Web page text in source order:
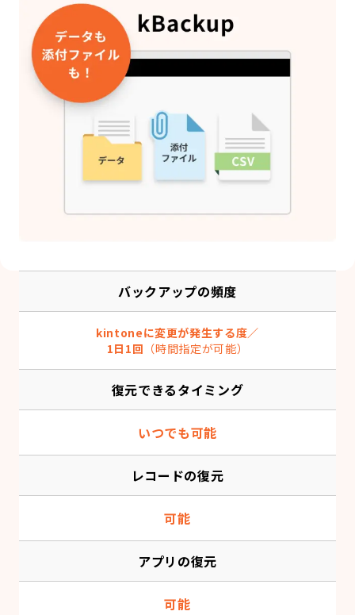
バックアップの頻度
kintoneに変更が発生する度／
1日1回 （時間指定が可能）
復元できるタイミング
いつでも可能
レコードの復元
可能
アプリの復元
可能